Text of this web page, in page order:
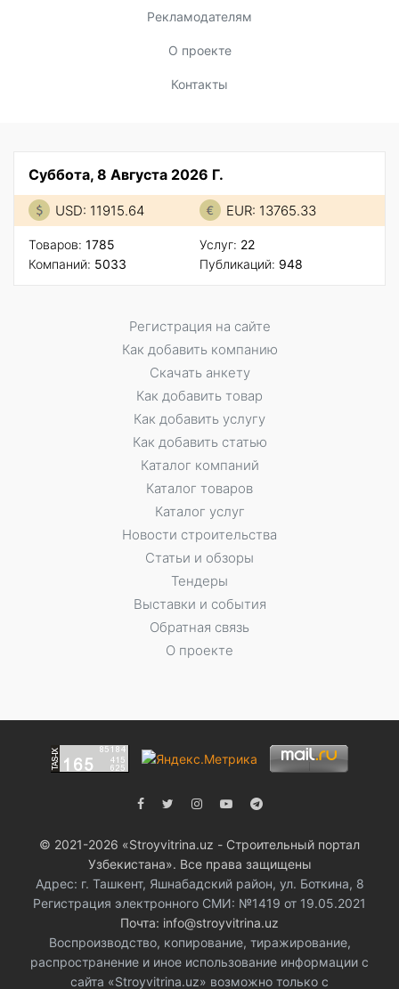
Рекламодателям
О проекте
Контакты
Суббота, 8 Августа 2026 Г.
USD: 11915.64 EUR: 13765.33
Товаров: 1785
Компаний: 5033
Услуг: 22
Публикаций: 948
Регистрация на сайте
Как добавить компанию
Скачать анкету
Как добавить товар
Как добавить услугу
Как добавить статью
Каталог компаний
Каталог товаров
Каталог услуг
Новости строительства
Статьи и обзоры
Тендеры
Выставки и события
Обратная связь
О проекте
© 2021-2026 «Stroyvitrina.uz - Строительный портал
Узбекистана». Все права защищены
Адрес: г. Ташкент, Яшнабадский район, ул. Боткина, 8
Регистрация электронного СМИ: №1419 от 19.05.2021
Почта: info@stroyvitrina.uz
Воспроизводство, копирование, тиражирование,
распространение и иное использование информации с
сайта «Stroyvitrina.uz» возможно только с